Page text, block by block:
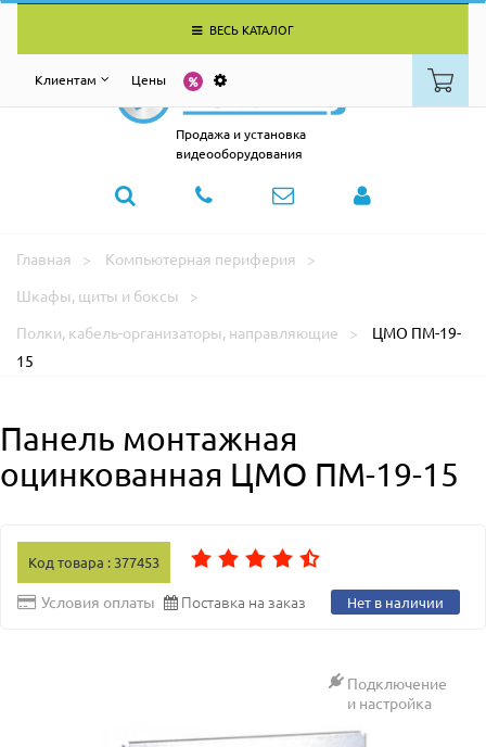
ВЕСЬ КАТАЛОГ
Клиентам Цены
Продажа и установка
видеооборудования
Главная
Компьютерная периферия
Шкафы, щиты и боксы
Полки, кабель-организаторы, направляющие
ЦМО ПМ-19-
15
Панель монтажная
оцинкованная ЦМО ПМ-19-15
Код товара : 377453
Условия оплаты Поставка на заказ Нет в наличии
Подключение
и настройка